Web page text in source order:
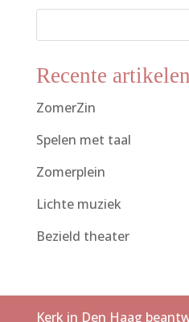
Recente artikelen
ZomerZin
Spelen met taal
Zomerplein
Lichte muziek
Bezield theater
Kerk in Den Haag